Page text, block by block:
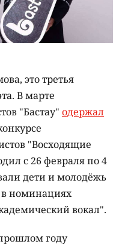
это третья
В марте
"Бастау" одержал
"Восходящие
с 26 февраля по 4
дети и молодёжь
в номинациях
вокал".
году